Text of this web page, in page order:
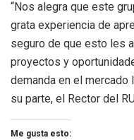
“Nos alegra que este
grata experiencia de
seguro de que esto les
proyectos y
demanda en el mercado
su parte, el Rector del
Me gusta esto: